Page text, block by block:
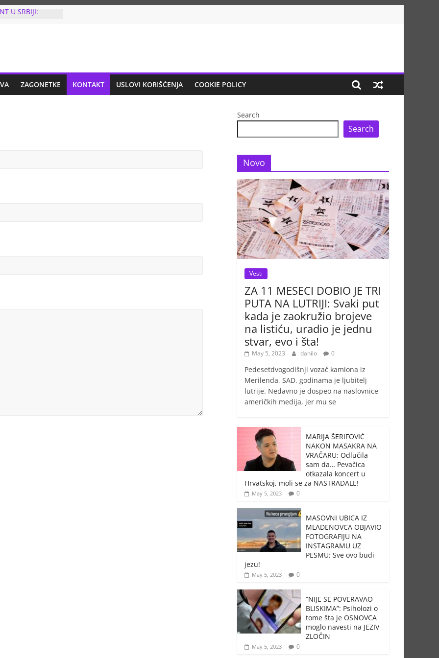
U SRBIJI:
listiću, uradio
šta!
ZAGONETKE KONTAKT USLOVI KORIŠĆENJA COOKIE POLICY
Search
Search
Novo
Vesti
ZA 11 MESECI DOBIO JE TRI
PUTA NA LUTRIJI: Svaki put
kada je zaokružio brojeve
na listiću, uradio je jednu
stvar, evo i šta!
May 5, 2023 danilo 0
Pedesetdvogodišnji vozač kamiona iz
Merilenda, SAD, godinama je ljubitelj
lutrije. Nedavno je dospeo na naslovnice
američkih medija, jer mu se
MARIJA ŠERIFOVIĆ
NAKON MASAKRA NA
VRAČARU: Odlučila
sam da… Pevačica
otkazala koncert u
Hrvatskoj, moli se za NASTRADALE!
May 5, 2023 0
MASOVNI UBICA IZ
MLADENOVCA OBJAVIO
FOTOGRAFIJU NA
INSTAGRAMU UZ
PESMU: Sve ovo budi
jezu!
May 5, 2023 0
“NIJE SE POVERAVAO
BLISKIMA”: Psiholozi o
tome šta je OSNOVCA
moglo navesti na JEZIV
ZLOČIN
May 5, 2023 0